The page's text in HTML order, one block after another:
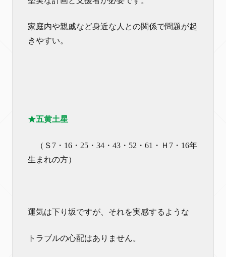
家庭内や親戚など身近な人との関係で問題が起
きやすい。
★五黄土星
（Ｓ7・16・25・34・43・52・61・Ｈ7・16年
生まれの方）
運気は下り坂ですが、それを実感するような
トラブルの心配はありません。